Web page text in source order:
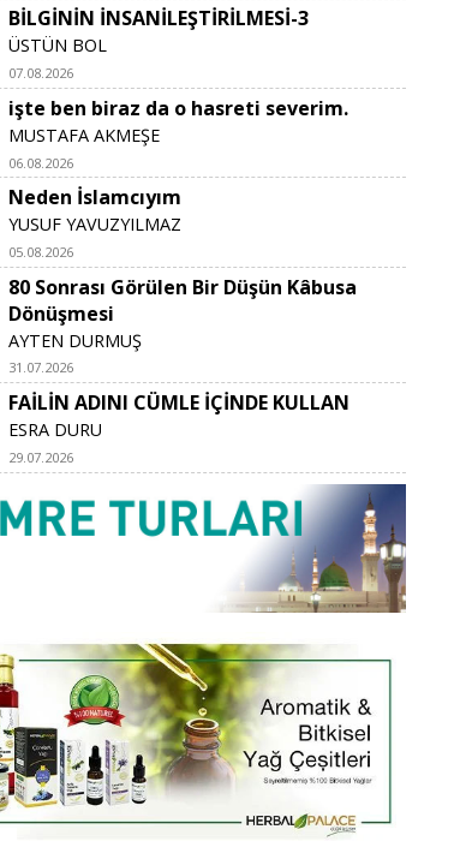
BİLGİNİN İNSANİLEŞTİRİLMESİ-3
ÜSTÜN BOL
07.08.2026
işte ben biraz da o hasreti severim.
MUSTAFA AKMEŞE
06.08.2026
Neden İslamcıyım
YUSUF YAVUZYILMAZ
05.08.2026
80 Sonrası Görülen Bir Düşün Kâbusa
Dönüşmesi
AYTEN DURMUŞ
31.07.2026
FAİLİN ADINI CÜMLE İÇİNDE KULLAN
ESRA DURU
29.07.2026